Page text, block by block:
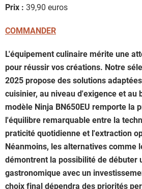
Prix : 39,90 euros
COMMANDER
L'équipement culinaire mérite une
pour réussir vos créations. Notre
2025 propose des solutions
cuisinier, au niveau d'exigence et au
modèle Ninja BN650EU remporte la
l'équilibre remarquable entre la
praticité quotidienne et l'extraction
Néanmoins, les alternatives comme
démontrent la possibilité de débuter
gastronomique avec un
choix final dépendra des priorités